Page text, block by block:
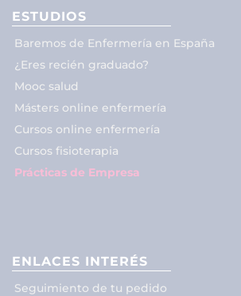
ESTUDIOS
Baremos de Enfermería en España
¿Eres recién graduado?
Mooc salud
Másters online enfermería
Cursos online enfermería
Cursos fisioterapia
Prácticas de Empresa
ENLACES INTERÉS
Seguimiento de tu pedido